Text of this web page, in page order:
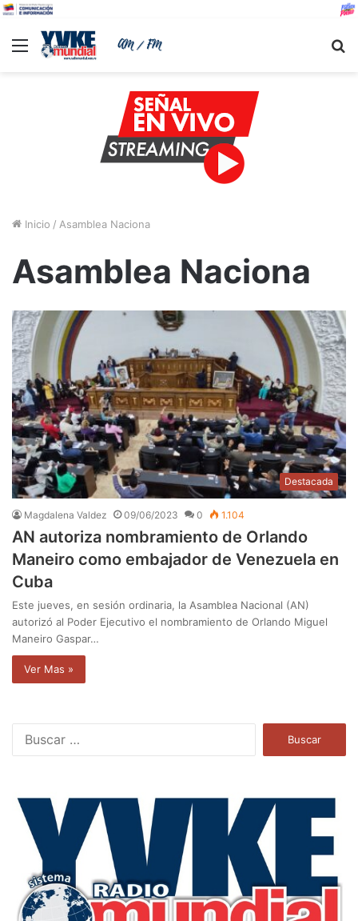
Menu
Inicio / Asamblea Naciona
Asamblea Naciona
Destacada
Magdalena Valdez 09/06/2023 0 1.104
AN autoriza nombramiento de Orlando
Maneiro como embajador de Venezuela en
Cuba
Este jueves, en sesión ordinaria, la Asamblea Nacional (AN)
autorizó al Poder Ejecutivo el nombramiento de Orlando Miguel
Maneiro Gaspar…
Ver Mas »
a